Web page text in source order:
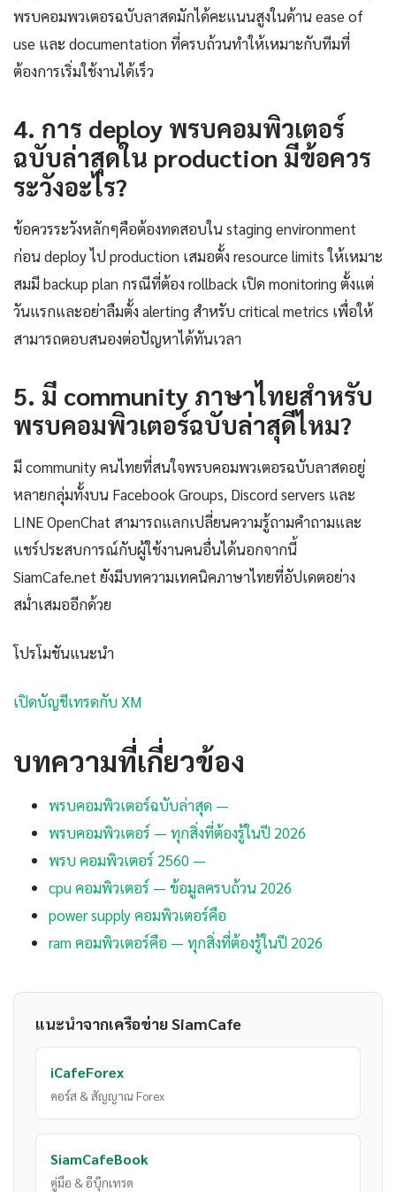
พรบคอมพวเตอรฉบับลาสดมักได้คะแนนสูงในด้าน ease of
use และ documentation ที่ครบถ้วนทำให้เหมาะกับทีมที่
ต้องการเริ่มใช้งานได้เร็ว
4. การ deploy พรบคอมพิวเตอร์
ฉบับล่าสุดใน production มีข้อควร
ระวังอะไร?
ข้อควรระวังหลักๆคือต้องทดสอบใน staging environment
ก่อน deploy ไป production เสมอตั้ง resource limits ให้เหมาะ
สมมี backup plan กรณีที่ต้อง rollback เปิด monitoring ตั้งแต่
วันแรกและอย่าลืมตั้ง alerting สำหรับ critical metrics เพื่อให้
สามารถตอบสนองต่อปัญหาได้ทันเวลา
5. มี community ภาษาไทยสำหรับ
พรบคอมพิวเตอร์ฉบับล่าสุดีไหม?
มี community คนไทยที่สนใจพรบคอมพวเตอรฉบับลาสดอยู่
หลายกลุ่มทั้งบน Facebook Groups, Discord servers และ
LINE OpenChat สามารถแลกเปลี่ยนความรู้ถามคำถามและ
แชร์ประสบการณ์กับผู้ใช้งานคนอื่นได้นอกจากนี้
SiamCafe.net ยังมีบทความเทคนิคภาษาไทยที่อัปเดตอย่าง
สม่ำเสมออีกด้วย
โปรโมชันแนะนำ
เปิดบัญชีเทรดกับ XM
บทความที่เกี่ยวข้อง
พรบคอมพิวเตอร์ฉบับล่าสุด —
พรบคอมพิวเตอร์ — ทุกสิ่งที่ต้องรู้ในปี 2026
พรบ คอมพิวเตอร์ 2560 —
cpu คอมพิวเตอร์ — ข้อมูลครบถ้วน 2026
power supply คอมพิวเตอร์คือ
ram คอมพิวเตอร์คือ — ทุกสิ่งที่ต้องรู้ในปี 2026
แนะนำจากเครือข่าย SiamCafe
iCafeForex
คอร์ส & สัญญาณ Forex
SiamCafeBook
คู่มือ & อีบุ๊กเทรด